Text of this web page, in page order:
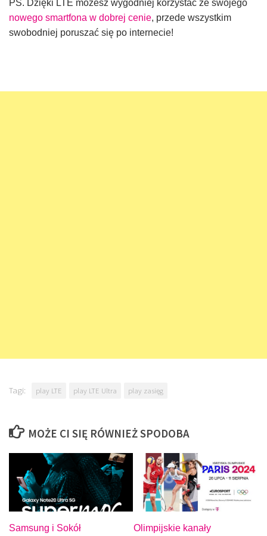
PS. Dzięki LTE możesz wygodniej korzystać ze swojego
nowego smartfona w dobrej cenie, przede wszystkim
swobodniej poruszać się po internecie!
Tagi: play LTE play LTE Ultra play zasięg
MOŻE CI SIĘ RÓWNIEŻ SPODOBA
Samsung i Sokół
Olimpijskie kanały